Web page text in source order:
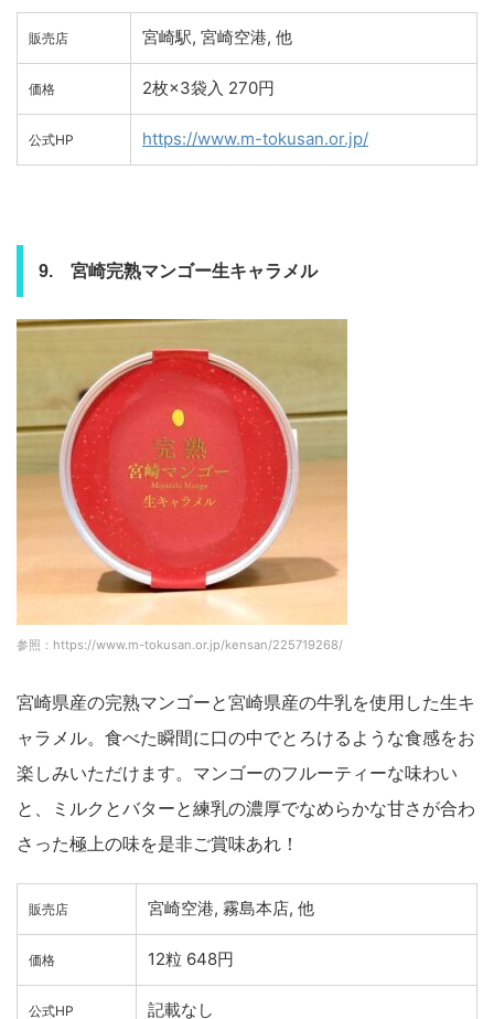
販売店 宮崎駅, 宮崎空港, 他
価格 2枚×3袋入 270円
公式HP https://www.m-tokusan.or.jp/
9. 宮崎完熟マンゴー生キャラメル
参照：https://www.m-tokusan.or.jp/kensan/225719268/
宮崎県産の完熟マンゴーと宮崎県産の牛乳を使用した生キ
ャラメル。食べた瞬間に口の中でとろけるような食感をお
楽しみいただけます。マンゴーのフルーティーな味わい
と、ミルクとバターと練乳の濃厚でなめらかな甘さが合わ
さった極上の味を是非ご賞味あれ！
販売店 宮崎空港, 霧島本店, 他
価格 12粒 648円
公式HP 記載なし